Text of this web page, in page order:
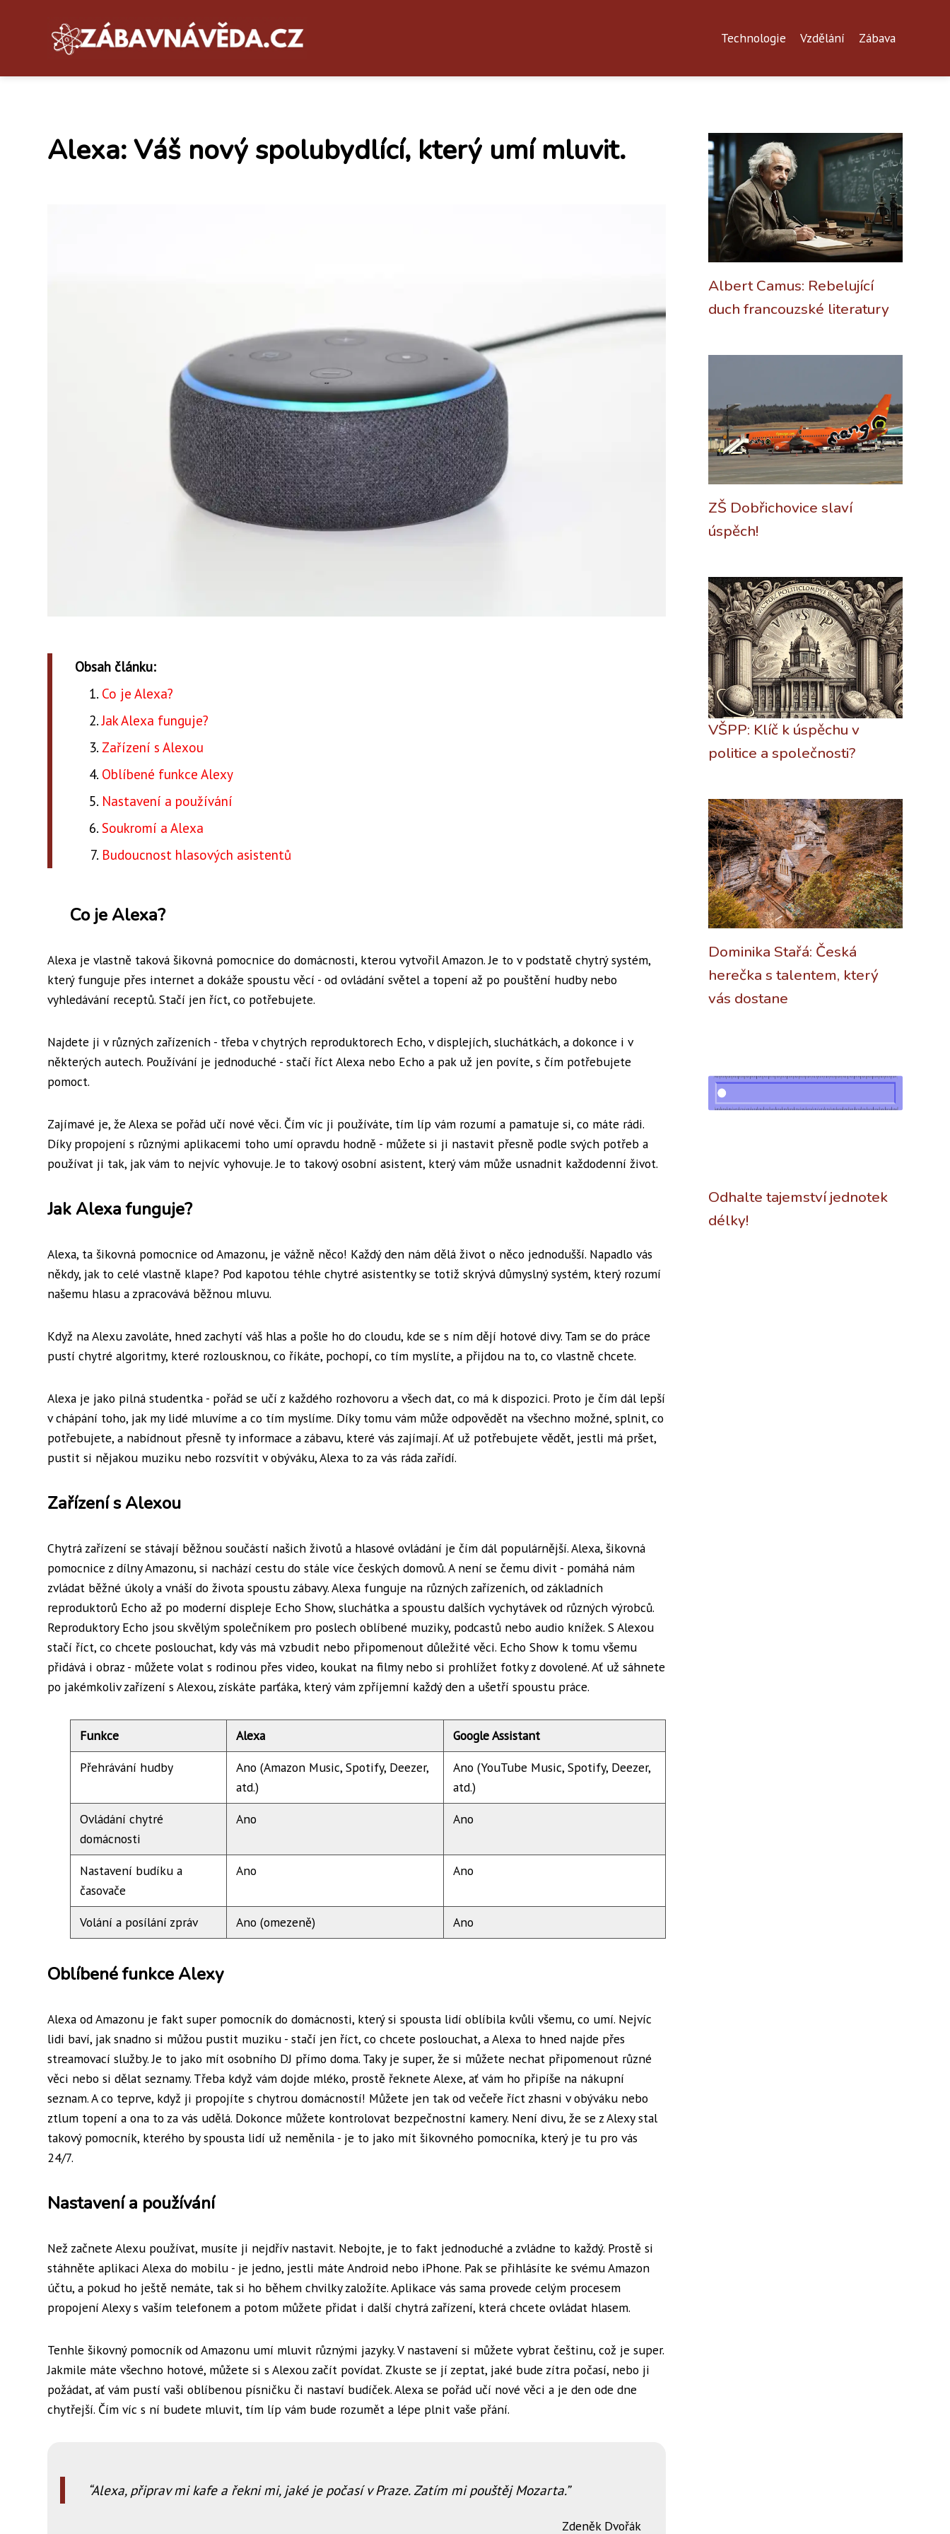
Technologie Vzdělání Zábava
Alexa: Váš nový spolubydlící, který umí mluvit.
Obsah článku:
Co je Alexa?
Jak Alexa funguje?
Zařízení s Alexou
Oblíbené funkce Alexy
Nastavení a používání
Soukromí a Alexa
Budoucnost hlasových asistentů
Co je Alexa?
Alexa je vlastně taková šikovná pomocnice do domácnosti, kterou vytvořil Amazon. Je to v podstatě chytrý systém,
který funguje přes internet a dokáže spoustu věcí - od ovládání světel a topení až po pouštění hudby nebo
vyhledávání receptů. Stačí jen říct, co potřebujete.
Najdete ji v různých zařízeních - třeba v chytrých reproduktorech Echo, v displejích, sluchátkách, a dokonce i v
některých autech. Používání je jednoduché - stačí říct Alexa nebo Echo a pak už jen povíte, s čím potřebujete
pomoct.
Zajímavé je, že Alexa se pořád učí nové věci. Čím víc ji používáte, tím líp vám rozumí a pamatuje si, co máte rádi.
Díky propojení s různými aplikacemi toho umí opravdu hodně - můžete si ji nastavit přesně podle svých potřeb a
používat ji tak, jak vám to nejvíc vyhovuje. Je to takový osobní asistent, který vám může usnadnit každodenní život.
Jak Alexa funguje?
Alexa, ta šikovná pomocnice od Amazonu, je vážně něco! Každý den nám dělá život o něco jednodušší. Napadlo vás
někdy, jak to celé vlastně klape? Pod kapotou téhle chytré asistentky se totiž skrývá důmyslný systém, který rozumí
našemu hlasu a zpracovává běžnou mluvu.
Když na Alexu zavoláte, hned zachytí váš hlas a pošle ho do cloudu, kde se s ním dějí hotové divy. Tam se do práce
pustí chytré algoritmy, které rozlousknou, co říkáte, pochopí, co tím myslíte, a přijdou na to, co vlastně chcete.
Alexa je jako pilná studentka - pořád se učí z každého rozhovoru a všech dat, co má k dispozici. Proto je čím dál lepší
v chápání toho, jak my lidé mluvíme a co tím myslíme. Díky tomu vám může odpovědět na všechno možné, splnit, co
potřebujete, a nabídnout přesně ty informace a zábavu, které vás zajímají. Ať už potřebujete vědět, jestli má pršet,
pustit si nějakou muziku nebo rozsvítit v obýváku, Alexa to za vás ráda zařídí.
Zařízení s Alexou
Chytrá zařízení se stávají běžnou součástí našich životů a hlasové ovládání je čím dál populárnější. Alexa, šikovná
pomocnice z dílny Amazonu, si nachází cestu do stále více českých domovů. A není se čemu divit - pomáhá nám
zvládat běžné úkoly a vnáší do života spoustu zábavy. Alexa funguje na různých zařízeních, od základních
reproduktorů Echo až po moderní displeje Echo Show, sluchátka a spoustu dalších vychytávek od různých výrobců.
Reproduktory Echo jsou skvělým společníkem pro poslech oblíbené muziky, podcastů nebo audio knížek. S Alexou
stačí říct, co chcete poslouchat, kdy vás má vzbudit nebo připomenout důležité věci. Echo Show k tomu všemu
přidává i obraz - můžete volat s rodinou přes video, koukat na filmy nebo si prohlížet fotky z dovolené. Ať už sáhnete
po jakémkoliv zařízení s Alexou, získáte parťáka, který vám zpříjemní každý den a ušetří spoustu práce.
Funkce Alexa
Google Assistant
Přehrávání hudby
Ano (Amazon Music, Spotify, Deezer,
atd.)
Ano (YouTube Music, Spotify, Deezer,
atd.)
Ovládání chytré
domácnosti
Ano Ano
Nastavení budíku a
časovače
Ano Ano
Volání a posílání zpráv Ano (omezeně) Ano
Oblíbené funkce Alexy
Alexa od Amazonu je fakt super pomocník do domácnosti, který si spousta lidí oblíbila kvůli všemu, co umí. Nejvíc
lidi baví, jak snadno si můžou pustit muziku - stačí jen říct, co chcete poslouchat, a Alexa to hned najde přes
streamovací služby. Je to jako mít osobního DJ přímo doma. Taky je super, že si můžete nechat připomenout různé
věci nebo si dělat seznamy. Třeba když vám dojde mléko, prostě řeknete Alexe, ať vám ho připíše na nákupní
seznam. A co teprve, když ji propojíte s chytrou domácností! Můžete jen tak od večeře říct zhasni v obýváku nebo
ztlum topení a ona to za vás udělá. Dokonce můžete kontrolovat bezpečnostní kamery. Není divu, že se z Alexy stal
takový pomocník, kterého by spousta lidí už neměnila - je to jako mít šikovného pomocníka, který je tu pro vás
24/7.
Nastavení a používání
Než začnete Alexu používat, musíte ji nejdřív nastavit. Nebojte, je to fakt jednoduché a zvládne to každý. Prostě si
stáhněte aplikaci Alexa do mobilu - je jedno, jestli máte Android nebo iPhone. Pak se přihlásíte ke svému Amazon
účtu, a pokud ho ještě nemáte, tak si ho během chvilky založíte. Aplikace vás sama provede celým procesem
propojení Alexy s vaším telefonem a potom můžete přidat i další chytrá zařízení, která chcete ovládat hlasem.
Tenhle šikovný pomocník od Amazonu umí mluvit různými jazyky. V nastavení si můžete vybrat češtinu, což je super.
Jakmile máte všechno hotové, můžete si s Alexou začít povídat. Zkuste se jí zeptat, jaké bude zítra počasí, nebo ji
požádat, ať vám pustí vaši oblíbenou písničku či nastaví budíček. Alexa se pořád učí nové věci a je den ode dne
chytřejší. Čím víc s ní budete mluvit, tím líp vám bude rozumět a lépe plnit vaše přání.
Alexa, připrav mi kafe a řekni mi, jaké je počasí v Praze. Zatím mi pouštěj Mozarta.
Zdeněk Dvořák
Albert Camus: Rebelující
duch francouzské literatury
ZŠ Dobřichovice slaví
úspěch!
VŠPP: Klíč k úspěchu v
politice a společnosti?
Dominika Stařá: Česká
herečka s talentem, který
vás dostane
Odhalte tajemství jednotek
délky!